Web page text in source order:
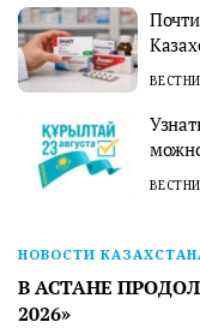
НОВОСТИ
В АСТАНЕ
2026»